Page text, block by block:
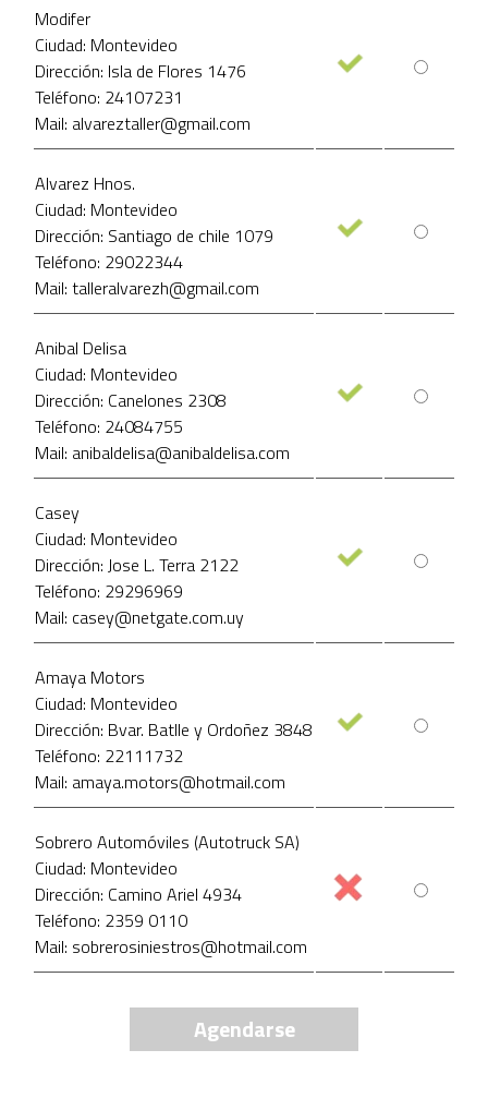
Modifer
Ciudad: Montevideo
Dirección: Isla de Flores 1476
Teléfono: 24107231
Mail: alvareztaller@gmail.com
Alvarez Hnos.
Ciudad: Montevideo
Dirección: Santiago de chile 1079
Teléfono: 29022344
Mail: talleralvarezh@gmail.com
Anibal Delisa
Ciudad: Montevideo
Dirección: Canelones 2308
Teléfono: 24084755
Mail: anibaldelisa@anibaldelisa.com
Casey
Ciudad: Montevideo
Dirección: Jose L. Terra 2122
Teléfono: 29296969
Mail: casey@netgate.com.uy
Amaya Motors
Ciudad: Montevideo
Dirección: Bvar. Batlle y Ordoñez 3848
Teléfono: 22111732
Mail: amaya.motors@hotmail.com
Sobrero Automóviles (Autotruck SA)
Ciudad: Montevideo
Dirección: Camino Ariel 4934
Teléfono: 2359 0110
Mail: sobrerosiniestros@hotmail.com
Agendarse